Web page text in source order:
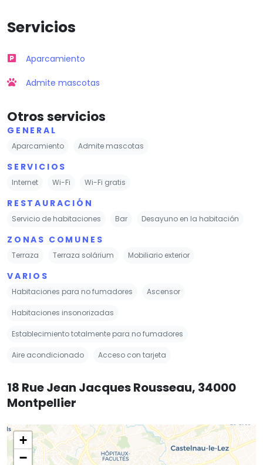
Servicios
Aparcamiento
Admite mascotas
Otros servicios
GENERAL
Aparcamiento Admite mascotas
SERVICIOS
Internet Wi-Fi Wi-Fi gratis
RESTAURACIÓN
Servicio de habitaciones Bar Desayuno en la habitación
ZONAS COMUNES
Terraza Terraza solárium Mobiliario exterior
VARIOS
Habitaciones para no fumadores Ascensor
Habitaciones insonorizadas
Establecimiento totalmente para no fumadores
Aire acondicionado Acceso con tarjeta
18 Rue Jean Jacques Rousseau, 34000
Montpellier
+
−